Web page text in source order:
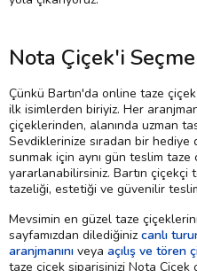
Nota Çiçek'i
Çünkü Bartın'da online taze
ilk isimlerden biriyiz. Her
çiçeklerinden, alanında uzman
Sevdiklerinize sıradan bir
sunmak için aynı gün teslim taze
yararlanabilirsiniz. Bartın
tazeliği, estetiği ve güvenilir
Mevsimin en güzel taze
sayfamızdan dilediğiniz canlı
aranjmanını veya açılış ve tören
taze çiçek siparişinizi Nota Çiçek